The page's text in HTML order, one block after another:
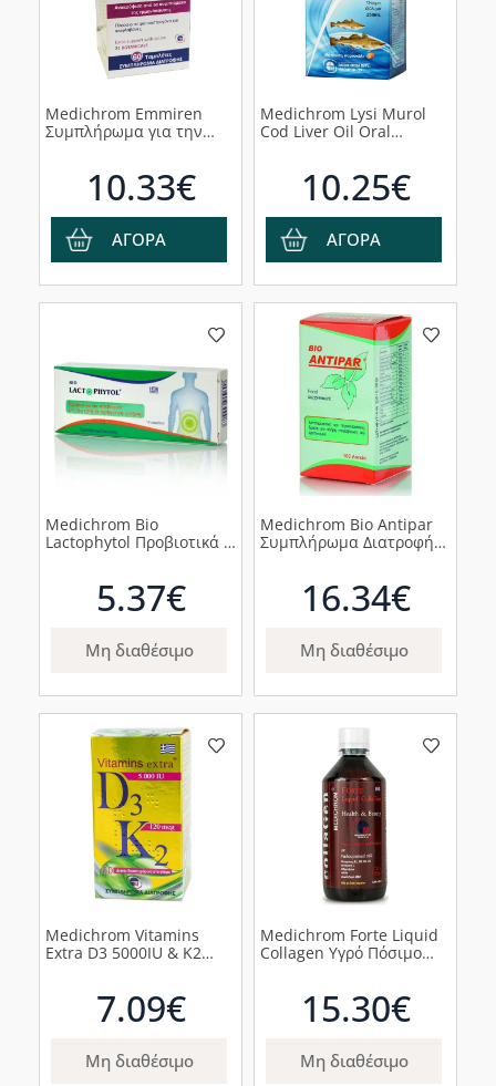
Medichrom Emmiren
Συμπλήρωμα για την
10.33€
ΑΓΟΡΑ
Medichrom Lysi Murol
Cod Liver Oil Oral
Μουρουνέλαιου με
Γεύση Πορτοκάλι, 250ml
10.25€
ΑΓΟΡΑ
Medichrom Bio
Lactophytol Προβιοτικά &
14 κάψουλες5.37€
Μη διαθέσιμο
Medichrom Bio Antipar
Συμπλήρωμα Διατροφής
Αποτοξίνωση του
Οργανισμού, 100 δισκία
16.34€
Μη διαθέσιμο
Medichrom Vitamins
Extra D3 5000IU & K2
7.09€
Μη διαθέσιμο
Medichrom Forte Liquid
Collagen Υγρό Πόσιμο
15.30€
Μη διαθέσιμο